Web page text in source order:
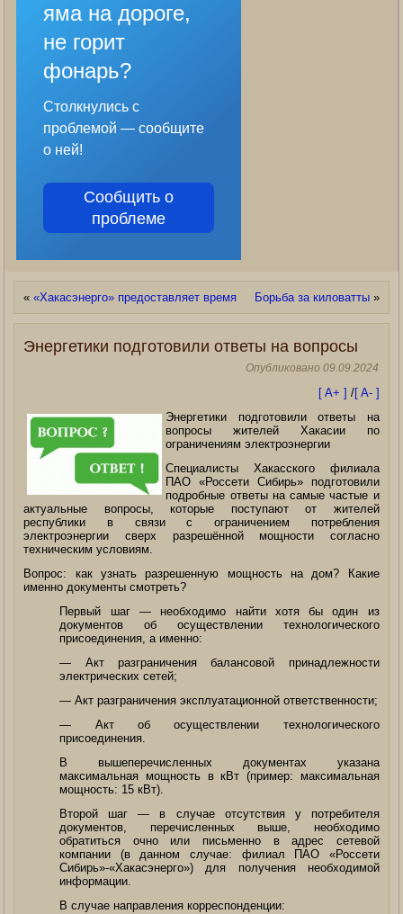
яма на дороге,
не горит
фонарь?
Столкнулись с
проблемой — сообщите
о ней!
Сообщить о
проблеме
««Хакасэнерго» предоставляет время Борьба за киловатты»
Энергетики подготовили ответы на вопросы
Опубликовано 09.09.2024
[ A+ ] /[ A- ]
Энергетики подготовили ответы на
вопросы жителей Хакасии по
ограничениям электроэнергии
Специалисты Хакасского филиала
ПАО «Россети Сибирь» подготовили
подробные ответы на самые частые и
актуальные вопросы, которые поступают от жителей
республики в связи с ограничением потребления
электроэнергии сверх разрешённой мощности согласно
техническим условиям.
Вопрос: как узнать разрешенную мощность на дом? Какие
именно документы смотреть?
Первый шаг — необходимо найти хотя бы один из
документов об осуществлении технологического
присоединения, а именно:
— Акт разграничения балансовой принадлежности
электрических сетей;
— Акт разграничения эксплуатационной ответственности;
— Акт об осуществлении технологического
присоединения.
В вышеперечисленных документах указана
максимальная мощность в кВт (пример: максимальная
мощность: 15 кВт).
Второй шаг — в случае отсутствия у потребителя
документов, перечисленных выше, необходимо
обратиться очно или письменно в адрес сетевой
компании (в данном случае: филиал ПАО «Россети
Сибирь»-«Хакасэнерго») для получения необходимой
информации.
В случае направления корреспонденции: